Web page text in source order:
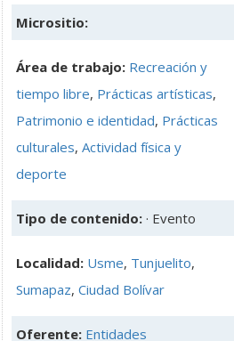
Micrositio:
Área de trabajo: Recreación y
tiempo libre, Prácticas artísticas,
Patrimonio e identidad, Prácticas
culturales, Actividad física y
deporte
Tipo de contenido: · Evento
Localidad: Usme, Tunjuelito,
Sumapaz, Ciudad Bolívar
Oferente: Entidades